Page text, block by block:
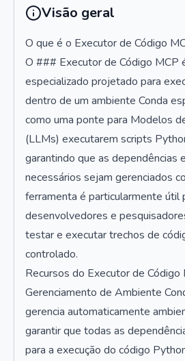
Visão geral
O que é o Executor de Código
O ### Executor de Código MCP
especializado projetado para
dentro de um ambiente Conda
como uma ponte para Modelos
(LLMs) executarem scripts
garantindo que as dependências
necessários sejam gerenciados
ferramenta é particularmente útil
desenvolvedores e
testar e executar trechos de
controlado.
Recursos do Executor de Código
Gerenciamento de Ambiente
gerencia automaticamente
garantir que todas as
para a execução do código